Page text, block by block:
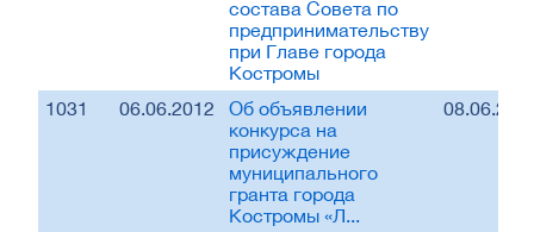
состава Совета по
предпринимательству
при Главе города
Костромы
1031
06.06.2012
Об объявлении
конкурса на
присуждение
муниципального
гранта города
Костромы «Л...